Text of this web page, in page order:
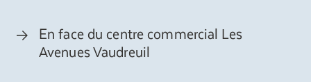
En face du centre commercial Les
Avenues Vaudreuil